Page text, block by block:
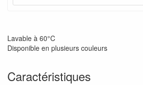
Lavable à 60°C
Disponible en plusieurs couleurs
Caractéristiques